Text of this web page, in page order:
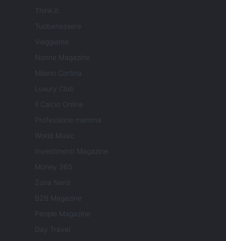
Think.it
Tuobenessere
Viaggiamo
Nonne Magazine
Milano Cortina
Luxury Club
Il Calcio Online
Professione mamma
World Music
Investimenti Magazine
Money 365
Zona Nerd
B2B Magazine
People Magazine
Day Travel